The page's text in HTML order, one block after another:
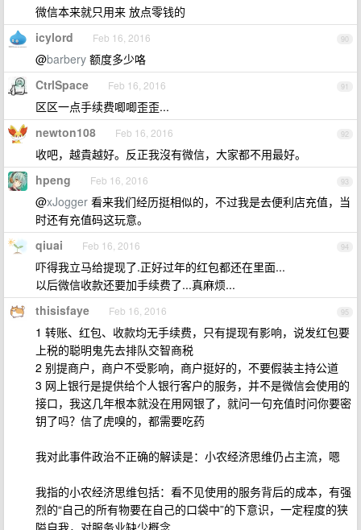
微信本来就只用来 放点零钱的
90
icylord Feb 16, 2016
@barbery 额度多少咯
91
CtrlSpace Feb 16, 2016
区区一点手续费唧唧歪歪...
92
newton108 Feb 16, 2016
收吧，越貴越好。反正我沒有微信，大家都不用最好。
93
hpeng Feb 16, 2016
@xJogger 看来我们经历挺相似的，不过我是去便利店充值，当
时还有充值码这玩意。
94
qiuai Feb 16, 2016
吓得我立马给提现了.正好过年的红包都还在里面...
以后微信收款还要加手续费了...真麻烦...
95
thisisfaye Feb 16, 2016
1 转账、红包、收款均无手续费，只有提现有影响，说发红包要
上税的聪明鬼先去排队交智商税
2 别提商户，商户不受影响，商户挺好的，不要假装主持公道
3 网上银行是提供给个人银行客户的服务，并不是微信会使用的
接口，我这几年根本就没在用网银了，就问一句充值时问你要密
钥了吗？信了虎嗅的，都需要吃药
我对此事件政治不正确的解读是：小农经济思维仍占主流，嗯
我指的小农经济思维包括：看不见使用的服务背后的成本，有强
烈的“自己的所有物要在自己的口袋中”的下意识，一定程度的狭
隘自我，对服务业缺少概念